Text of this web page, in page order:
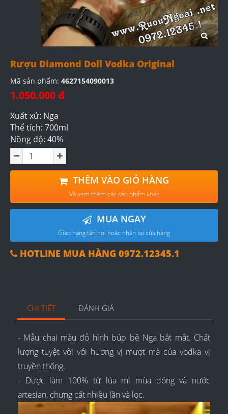
Rượu Diamond Doll Vodka Original
Mã sản phẩm: 4627154090013
1.050.000 đ
Xuất xứ: Nga
Thể tích: 700ml
Nồng độ: 40%
THÊM VÀO GIỎ HÀNG
Và xem thêm các sản phẩm khác
MUA NGAY
Giao hàng tận nơi hoặc nhận tại cửa hàng
HOTLINE MUA HÀNG 0972.12345.1
CHI TIẾT ĐÁNH GIÁ
- Mẫu chai màu đỏ hình búp bê Nga bắt mắt. Chất
lượng tuyệt vời với hương vị mượt mà của vodka vị
truyền thống.
- Được làm 100% từ lúa mì mùa đông và nước
artesian, chưng cất nhiều lần và lọc.